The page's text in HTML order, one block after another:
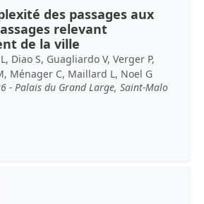
des passages aux
relevant
de la ville
Diao S, Guagliardo V, Verger P,
Ménager C, Maillard L, Noel G
- Palais du Grand Large, Saint-Malo